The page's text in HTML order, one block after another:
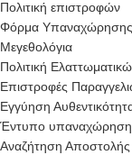
Πολιτική επιστροφών
Φόρμα Υπαναχώρησης
Μεγεθολόγια
Πολιτική
Επιστροφές
Εγγύηση
Έντυπο
Αναζήτηση Αποστολής